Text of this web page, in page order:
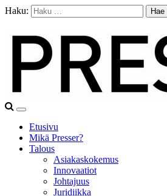
Haku:
Etusivu
Mikä Presser?
Talous
Asiakaskokemus
Innovaatiot
Johtajuus
Juridiikka